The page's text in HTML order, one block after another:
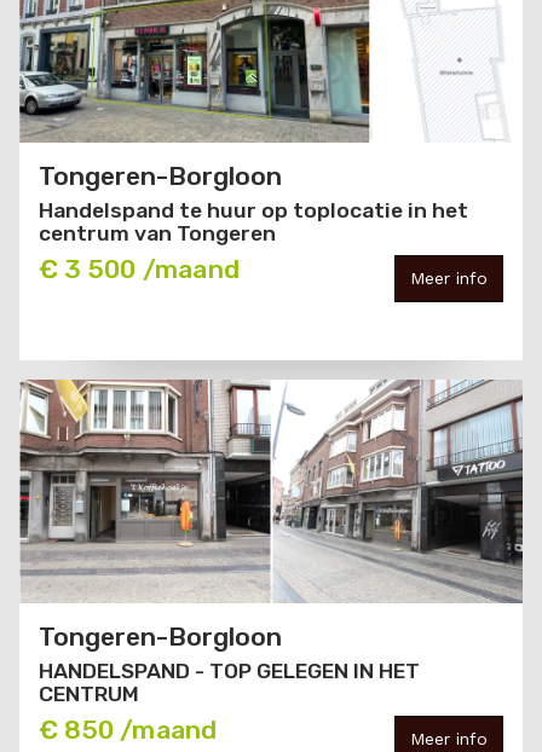
Tongeren-Borgloon
Handelspand te huur op toplocatie in het
centrum van Tongeren
€ 3 500 /maand Meer info
Tongeren-Borgloon
HANDELSPAND - TOP GELEGEN IN HET
CENTRUM
€ 850 /maand Meer info